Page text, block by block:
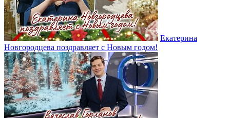
Екатерина
Новгородцева поздравляет с Новым годом!